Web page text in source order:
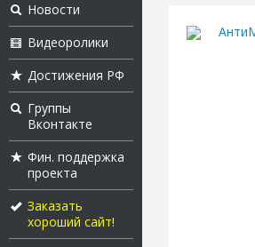
Новости
Видеоролики
Достижения РФ
Группы
Вконтакте
Фин. поддержка
проекта
Заказать
хороший сайт!